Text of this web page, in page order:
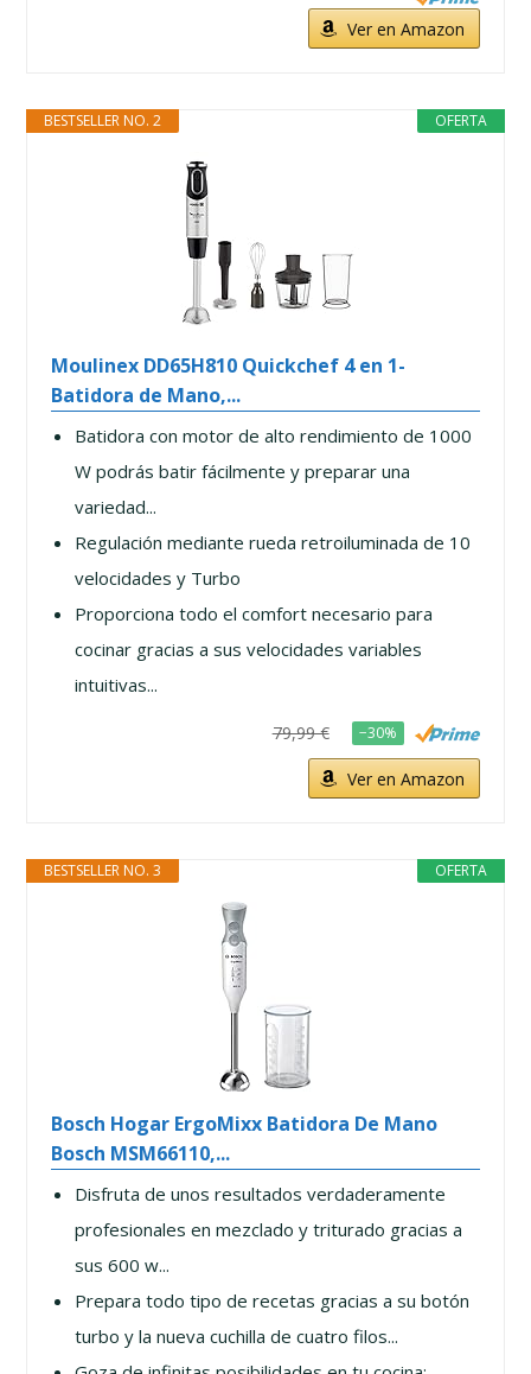
Ver en Amazon
OFERTA
BESTSELLER NO. 2
Moulinex DD65H810 Quickchef 4 en 1-
Batidora de Mano,...
Batidora con motor de alto rendimiento de 1000
W podrás batir fácilmente y preparar una
variedad...
Regulación mediante rueda retroiluminada de 10
velocidades y Turbo
Proporciona todo el comfort necesario para
cocinar gracias a sus velocidades variables
intuitivas...
79,99 € −30%
Ver en Amazon
OFERTA
BESTSELLER NO. 3
Bosch Hogar ErgoMixx Batidora De Mano
Bosch MSM66110,...
Disfruta de unos resultados verdaderamente
profesionales en mezclado y triturado gracias a
sus 600 w...
Prepara todo tipo de recetas gracias a su botón
turbo y la nueva cuchilla de cuatro filos...